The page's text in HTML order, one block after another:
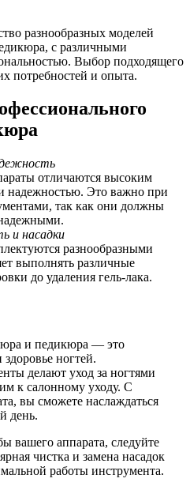
разнообразных моделей
с различными
Выбор подходящего
потребностей и опыта.
отличаются высоким
надежностью. Это важно при
так как они должны
и насадки
разнообразными
выполнять различные
до удаления гель-лака.
и педикюра — это
ногтей.
делают уход за ногтями
к салонному уходу. С
вы сможете наслаждаться
день.
вашего аппарата, следуйте
чистка и замена насадок
работы инструмента.